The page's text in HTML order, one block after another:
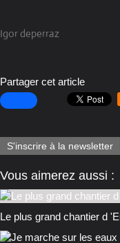
Igor deperraz
Partager cet article
S'inscrire à la newsletter
Vous aimerez aussi :
Le plus grand chantier d